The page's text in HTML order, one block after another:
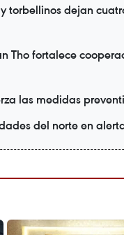
torbellinos dejan
Tho fortalece
las medidas
del norte en